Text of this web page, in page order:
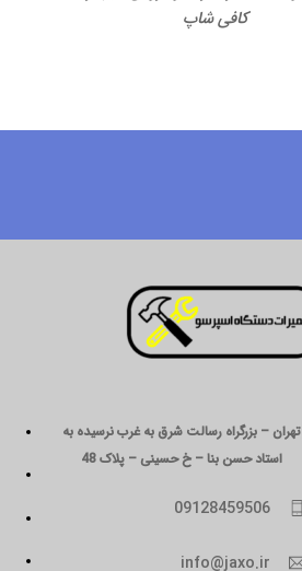
کافی شاپ
تهران – بزرگراه رسالت شرق به غرب نرسیده به
استاد حسن بنا – خ حسینی – پلاک 48
09128459506
info@jaxo.ir